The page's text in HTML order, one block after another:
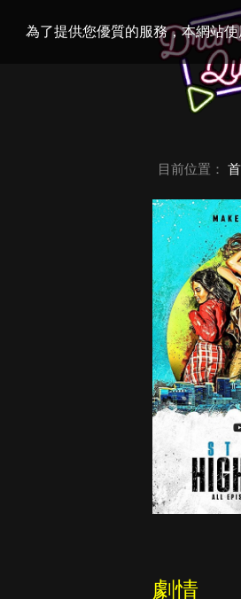
為了提供您優質的服務，本網站
目前位置：
劇情
古柯鹼教母葛